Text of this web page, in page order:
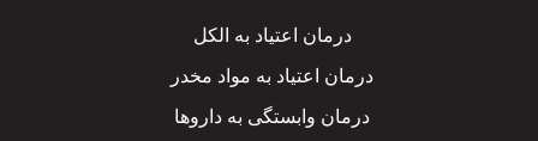
درمان اعتیاد به الکل
درمان اعتیاد به مواد مخدر
درمان وابستگی به داروها